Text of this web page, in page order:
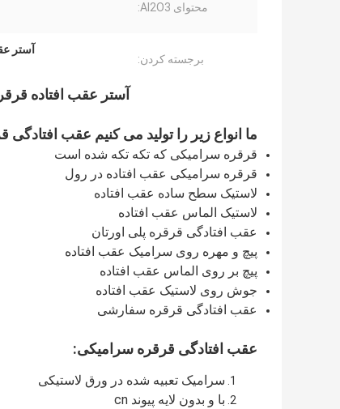
محتوای Al2O3:
برجسته کردن:
آستر
آستر عقب افتاده
ما انواع زیر را تولید می کنیم عقب افتادگی
قرقره سرامیکی که تکه تکه شده است
قرقره سرامیکی عقب افتاده در رول
لاستیک سطح ساده عقب افتاده
لاستیک الماس عقب افتاده
عقب افتادگی قرقره پلی اورتان
پیچ و مهره روی سرامیک عقب افتاده
پیچ بر روی الماس عقب افتاده
جوش روی لاستیک عقب افتاده
عقب افتادگی قرقره سفارشی
عقب افتادگی قرقره سرامیکی:
سرامیک تعبیه شده در ورق لاستیکی
با و بدون لایه پیوند cn